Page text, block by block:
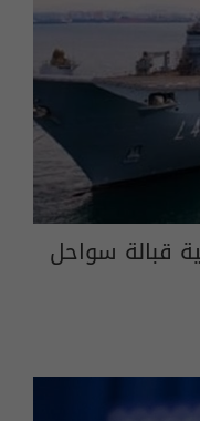
قبالة سواحل